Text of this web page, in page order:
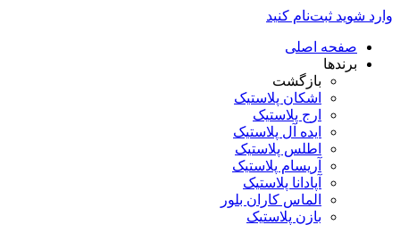
وارد شوید ثبت‌نام کنید
صفحه اصلی
برندها
بازگشت
اشکان پلاستیک
ارج پلاستیک
ایده آل پلاستیک
اطلس پلاستیک
آریسام پلاستیک
آپادانا پلاستیک
الماس کاران بلور
بازن پلاستیک